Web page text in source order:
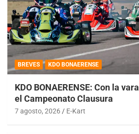
BREVES KDO BONAERENSE
KDO BONAERENSE: Con la
el Campeonato Clausura
7 agosto, 2026 E-Kart